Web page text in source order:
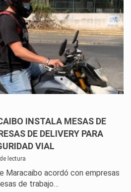
INSTALA MESAS DE
DE DELIVERY PARA
VIAL
lectura
Maracaibo acordó con empresas
de trabajo…